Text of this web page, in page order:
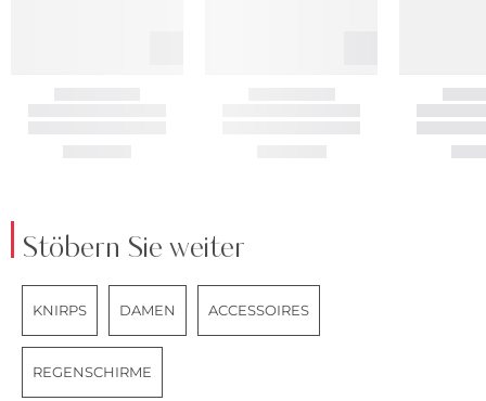
Stöbern Sie weiter
KNIRPS DAMEN ACCESSOIRES
REGENSCHIRME